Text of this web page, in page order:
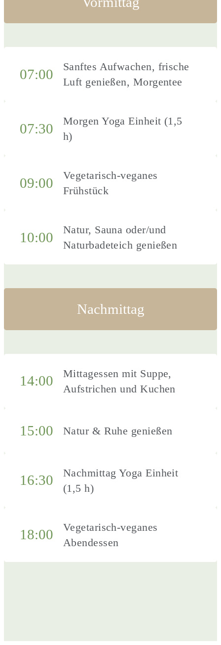
07:00
Sanftes Aufwachen, frische
Luft genießen, Morgentee
07:30
Morgen Yoga Einheit (1,5
h)
09:00
Vegetarisch-veganes
Frühstück
10:00
Natur, Sauna oder/und
Naturbadeteich genießen
Nachmittag
14:00
Mittagessen mit Suppe,
Aufstrichen und Kuchen
15:00 Natur & Ruhe genießen
16:30
Nachmittag Yoga Einheit
(1,5 h)
18:00
Vegetarisch-veganes
Abendessen